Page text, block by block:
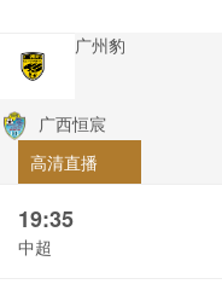
广州豹
广西恒宸
高清直播
19:35
中超